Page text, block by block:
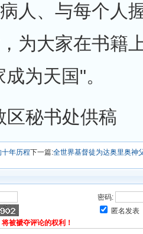
人、与每个人
为大家在书籍
为天国"。
区秘书处供稿
年历程下一篇:全世界基督徒为达奥里奥神
密码:
匿名发表
被褫夺评论的权利！